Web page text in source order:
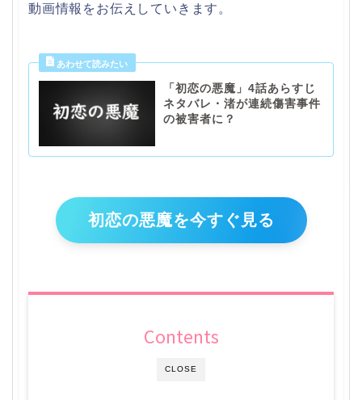
動画情報をお伝えしていきます。
「初恋の悪魔」4話あらすじ
ネタバレ・渚が連続傷害事件
の被害者に？
初恋の悪魔を今すぐ見る
CLOSE
Contents